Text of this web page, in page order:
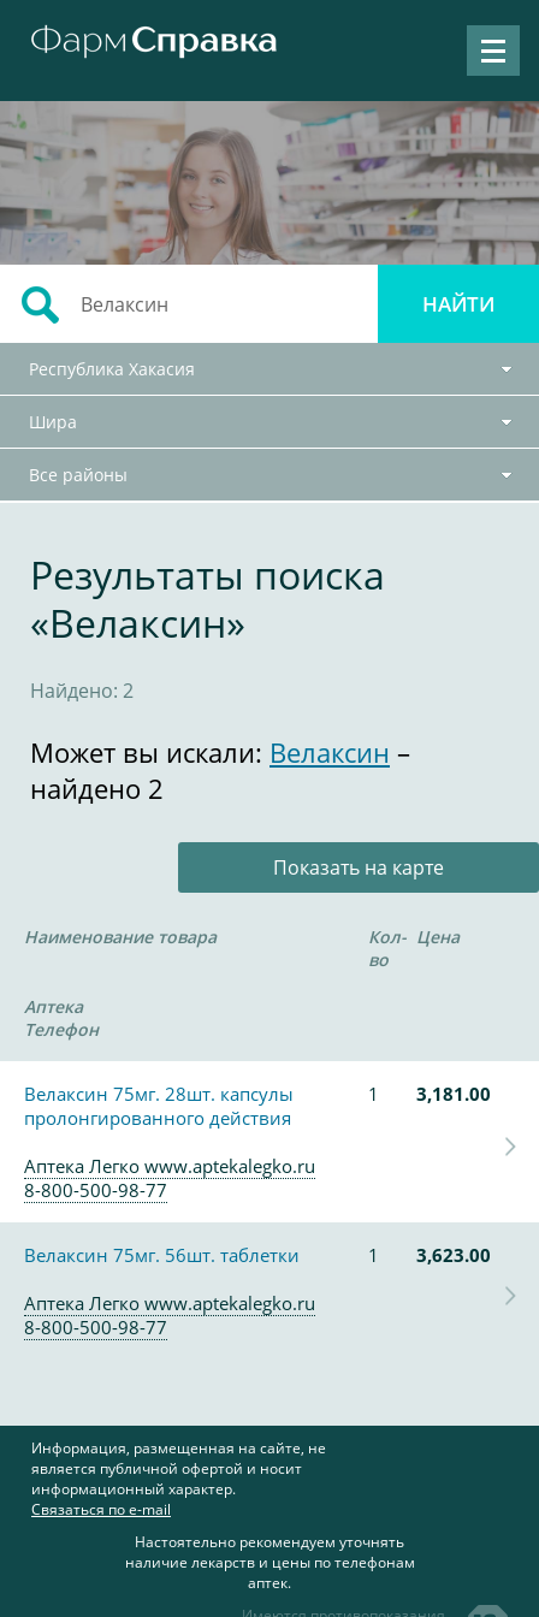
Республика Хакасия
Шира
Все районы
Результаты поиска
«Велаксин»
Найдено: 2
Может вы искали: Велаксин –
найдено 2
Показать на карте
Наименование товара
Кол-
во
Цена
Аптека
Телефон
Велаксин 75мг. 28шт. капсулы
пролонгированного действия
1 3,181.00
Аптека Легко www.aptekalegko.ru
8-800-500-98-77
Велаксин 75мг. 56шт. таблетки 1
3,623.00
Аптека Легко www.aptekalegko.ru
8-800-500-98-77
Информация, размещенная на сайте, не
является публичной офертой и носит
информационный характер.
Связаться по e-mail
Настоятельно рекомендуем уточнять
наличие лекарств и цены по телефонам
аптек.